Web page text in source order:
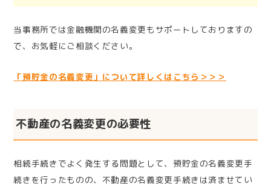
当事務所では金融機関の名義変更もサポートしておりますの
で、お気軽にご相談ください。
「預貯金の名義変更」について詳しくはこちら＞＞＞
不動産の名義変更の必要性
相続手続きでよく発生する問題として、預貯金の名義変更手
続きを行ったものの、不動産の名義変更手続きは済ませてい